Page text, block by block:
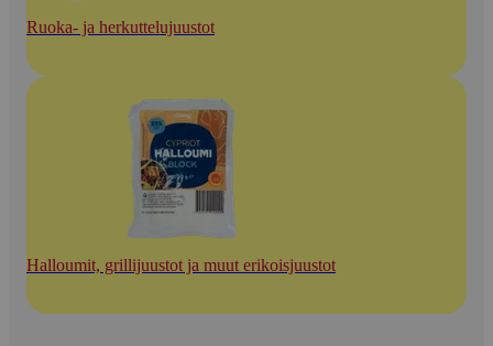
Ruoka- ja herkuttelujuustot
Halloumit, grillijuustot ja muut erikoisjuustot